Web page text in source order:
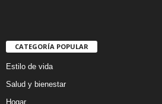
CATEGORÍA POPULAR
Estilo de vida
Salud y bienestar
Hogar